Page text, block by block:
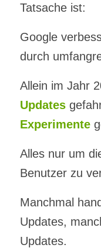
Tatsache ist:
Google
durch
Allein im Jahr
Updates
Experimente
Alles nur um
Benutzer zu
Manchmal
Updates,
Updates.